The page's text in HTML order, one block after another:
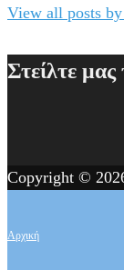
View all posts by
Στείλτε
Copyright ©
Αρχική